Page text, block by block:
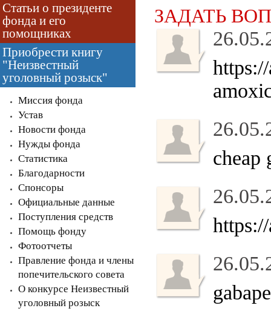
Статьи о президенте
фонда и его
помощниках
Приобрести книгу
"Неизвестный
уголовный розыск"
Миссия фонда
Устав
Новости фонда
Нужды фонда
Статистика
Благодарности
Спонсоры
Официальные данные
Поступления средств
Помощь фонду
Фотоотчеты
Правление фонда и члены
попечительского совета
О конкурсе Неизвестный
уголовный розыск
ЗАДАТЬ
cheap